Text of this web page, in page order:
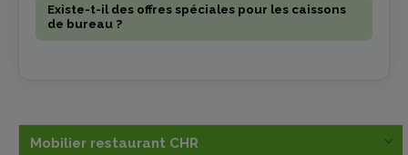
Existe-t-il des offres spéciales pour les caissons
de bureau ?
Mobilier restaurant CHR